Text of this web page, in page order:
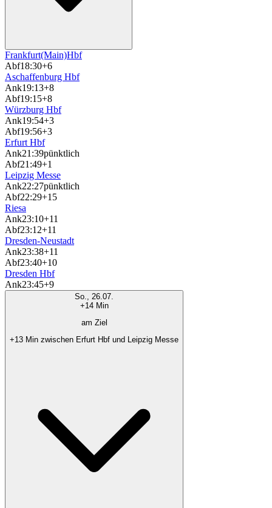
Frankfurt(Main)Hbf
Abf18:30+6
Aschaffenburg Hbf
Ank19:13+8
Abf19:15+8
Würzburg Hbf
Ank19:54+3
Abf19:56+3
Erfurt Hbf
Ank21:39pünktlich
Abf21:49+1
Leipzig Messe
Ank22:27pünktlich
Abf22:29+15
Riesa
Ank23:10+11
Abf23:12+11
Dresden-Neustadt
Ank23:38+11
Abf23:40+10
Dresden Hbf
Ank23:45+9
So., 26.07.
+14 Min
am Ziel
+13 Min zwischen Erfurt Hbf und Leipzig Messe